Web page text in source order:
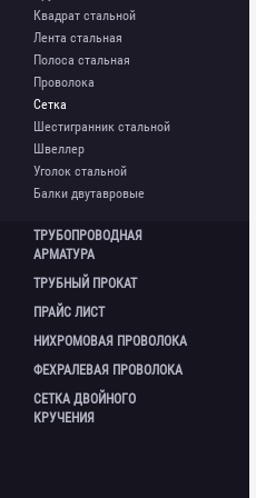
Шестигранник нержавеющий
Труба нержавеющая
Труба профильная
нержавеющая
Уголок нержавеющий
Квадрат стальной
Лента стальная
Полоса стальная
Проволока
Сетка
Шестигранник стальной
Швеллер
Уголок стальной
Балки двутавровые
Фланцы нержавеющие
Фланцевые заглушки
Шаровой кран
Отводы нержавеющие
ТРУБОПРОВОДНАЯ
АРМАТУРА
Трубы бесшовные х/д
Трубы электросварные
Трубы профильные
Трубы водогазопроводные ВГП
ТРУБНЫЙ ПРОКАТ
ПРАЙС ЛИСТ
НИХРОМОВАЯ ПРОВОЛОКА
ФЕХРАЛЕВАЯ ПРОВОЛОКА
СЕТКА ДВОЙНОГО
КРУЧЕНИЯ